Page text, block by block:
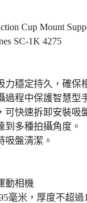
Cup Mount
SC-1K 4275
力穩定持久，確保
過程中保護智慧型
可快速拆卸安裝吸
到多種拍攝角度。
吸盤清潔。
動相機
毫米，厚度不超過